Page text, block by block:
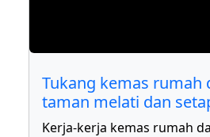
Tukang kemas rumah
taman melati dan
Kerja-kerja kemas rumah